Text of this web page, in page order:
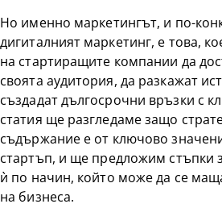
Но именно маркетингът, и по-
дигиталният маркетинг, е това,
на стартиращите компании да
своята аудитория, да разкажат
създадат дългосрочни връзки с
статия ще разгледаме защо
съдържание е от ключово
стартъп, и ще предложим стъпки
ѝ по начин, който може да се
на бизнеса.